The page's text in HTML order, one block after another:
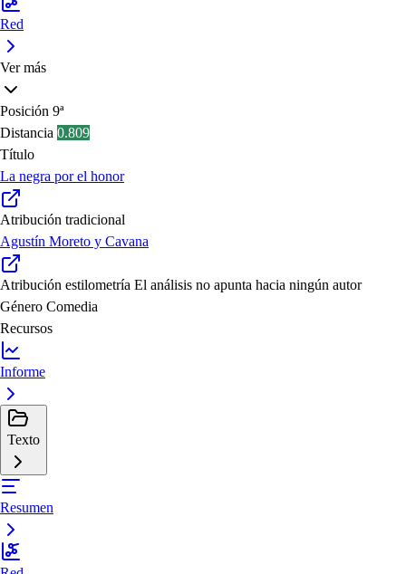
Red
Ver más
Posición 9ª
Distancia 0.809
Título
La negra por el honor
Atribución tradicional
Agustín Moreto y Cavana
Atribución estilometría El análisis no apunta hacia ningún autor
Género Comedia
Recursos
Informe
Texto
Resumen